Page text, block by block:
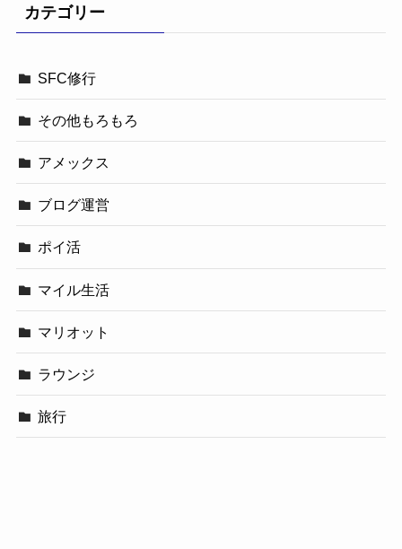
カテゴリー
SFC修行
その他もろもろ
アメックス
ブログ運営
ポイ活
マイル生活
マリオット
ラウンジ
旅行